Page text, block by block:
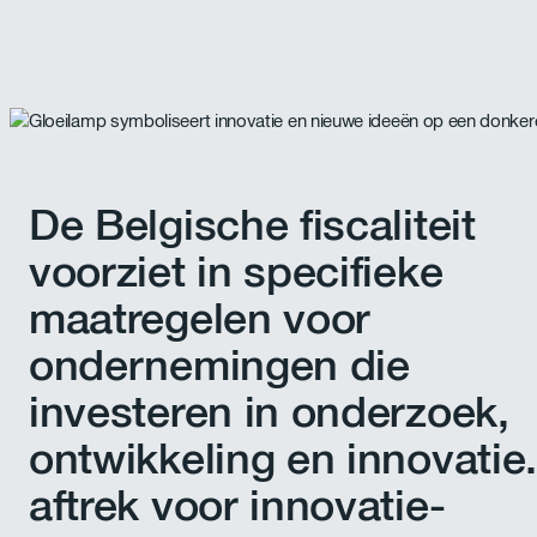
De Belgische fiscaliteit
voorziet in specifieke
maatregelen voor
ondernemingen die
investeren in onderzoek,
ontwikkeling en
aftrek voor innovatie-